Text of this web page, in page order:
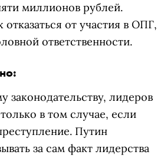
миллионов рублей.
отказаться от участия в ОПГ,
ответственности.
законодательству, лидеров
в том случае, если
Путин
за сам факт лидерства